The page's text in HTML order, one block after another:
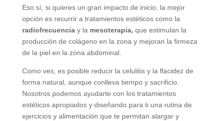
Eso sí, si quieres un gran impacto de inicio, la mejor
opción es recurrir a tratamientos estéticos como la
radiofrecuencia y la mesoterapia, que estimulan la
producción de colágeno en la zona y mejoran la firmeza
de la piel en la zona abdominal.
Como ves, es posible reducir la celulitis y la flacidez de
forma natural, aunque conlleva tiempo y sacrificio.
Nosotros podemos ayudarte con los tratamientos
estéticos apropiados y diseñando para ti una rutina de
ejercicios y alimentación que te permitan alargar y